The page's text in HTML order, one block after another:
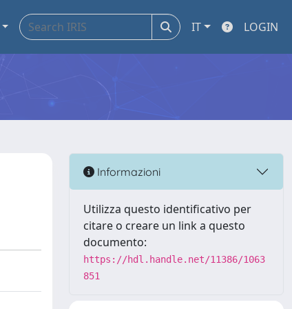
IT LOGIN
Informazioni
Utilizza questo identificativo per
citare o creare un link a questo
documento:
https://hdl.handle.net/11386/1063
851